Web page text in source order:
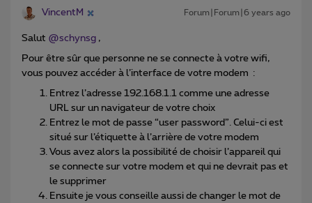
VincentM Forum|Forum|6 years ago
Salut @schynsg ,
Pour être sûr que personne ne se connecte à votre wifi,
vous pouvez accéder à l’interface de votre modem :
Entrez l’adresse 192.168.1.1 comme une adresse
URL sur un navigateur de votre choix
Entrez le mot de passe “user password”. Celui-ci est
situé sur l’étiquette à l’arrière de votre modem
Vous avez alors la possibilité de choisir l’appareil qui
se connecte sur votre modem et qui ne devrait pas et
le supprimer
Ensuite je vous conseille aussi de changer le mot de